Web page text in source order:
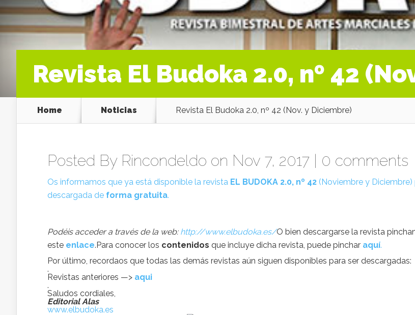
Revista El Budoka 2.0, nº 42
Home Noticias Revista El Budoka 2.0, nº 42 (Nov. y Diciembre)
Posted By Rincondeldo on Nov 7, 2017 | 0 comments
Os informamos que ya está disponible la revista EL BUDOKA 2.0, nº 42 (Noviembre y Diciembre)
descargada de forma gratuita.
Podéis acceder a través de la web: http://www.elbudoka.es/O bien descargarse la revista
este enlace.Para conocer los contenidos que incluye dicha revista, puede pinchar aquí.
Por último, recordaos que todas las demás revistas aún siguen disponibles para ser descargadas:
.
Revistas anteriores —> aqui
.
Saludos cordiales,
Editorial Alas
www.elbudoka.es